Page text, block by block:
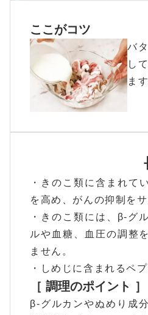
ここがコツ
バ
し
ます
・きのこ類に含まれて
を高め、がんの抑制を
・きのこ類には、β-グ
ルや血糖、血圧の調整
ません。
・しめじに含まれるペ
［ 調理のポイント ］
β-グルカンやぬめり成